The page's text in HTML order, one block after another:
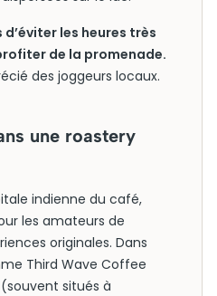
les heures très
de la promenade.
des joggeurs locaux.
une roastery
indienne du café,
les amateurs de
originales. Dans
Third Wave Coffee
situés à